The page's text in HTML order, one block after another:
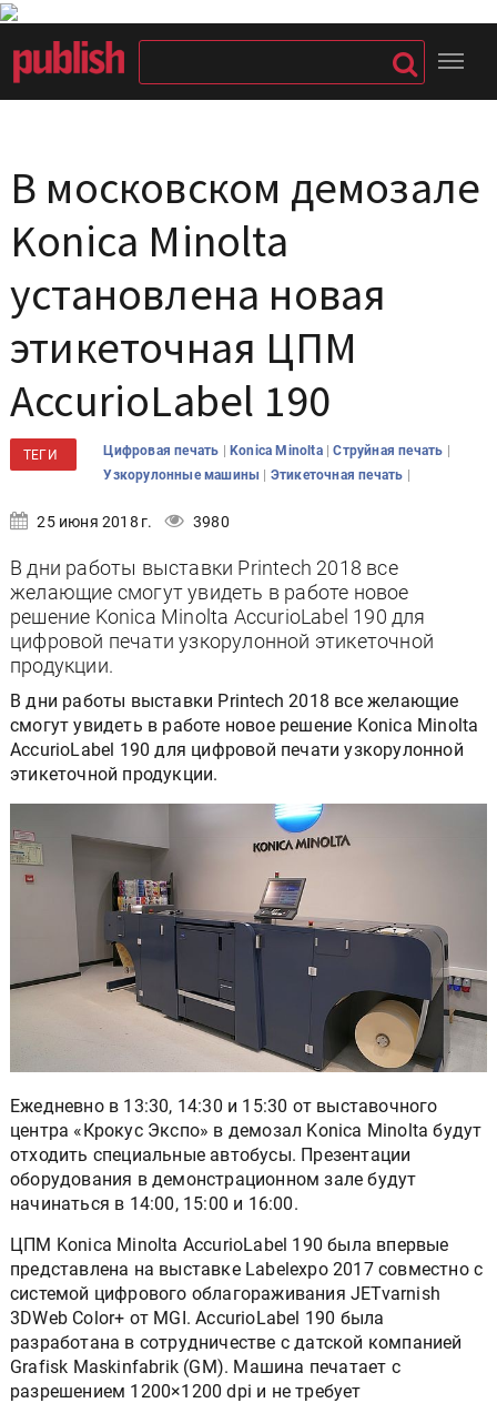
В московском демозале
Konica Minolta
установлена новая
этикеточная ЦПМ
AccurioLabel 190
ТЕГИ Цифровая печать | Konica Minolta |Струйная печать |
Узкорулонные машины | Этикеточная печать |
25 июня 2018 г. 3980
В дни работы выставки Printech 2018 все
желающие смогут увидеть в работе новое
решение Konica Minolta AccurioLabel 190 для
цифровой печати узкорулонной этикеточной
продукции.
В дни работы выставки Printech 2018 все желающие
смогут увидеть в работе новое решение Konica Minolta
AccurioLabel 190 для цифровой печати узкорулонной
этикеточной продукции.
Ежедневно в 13:30, 14:30 и 15:30 от выставочного
центра «Крокус Экспо» в демозал Konica Minolta будут
отходить специальные автобусы. Презентации
оборудования в демонстрационном зале будут
начинаться в 14:00, 15:00 и 16:00.
ЦПМ Konica Minolta AccurioLabel 190 была впервые
представлена на выставке Labelexpo 2017 совместно с
системой цифрового облагораживания JETvarnish
3DWeb Color+ от MGI. AccurioLabel 190 была
разработана в сотрудничестве с датской компанией
Grafisk Maskinfabrik (GM). Машина печатает с
разрешением 1200×1200 dpi и не требует